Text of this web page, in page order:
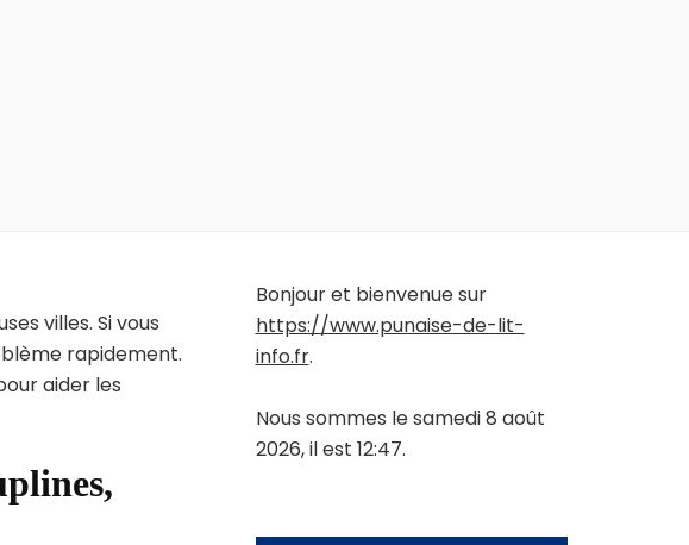
villes. Si vous
rapidement.
aider les
Bonjour et bienvenue sur
https://www.punaise-de-lit-
info.fr.
Nous sommes le samedi 8 août
2026, il est 12:47.